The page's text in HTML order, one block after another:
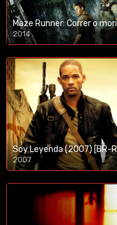
Maze Runner: Correr o
2014
1080p/720p
Soy Leyenda (2007) [BR-
2007
1080p/720p